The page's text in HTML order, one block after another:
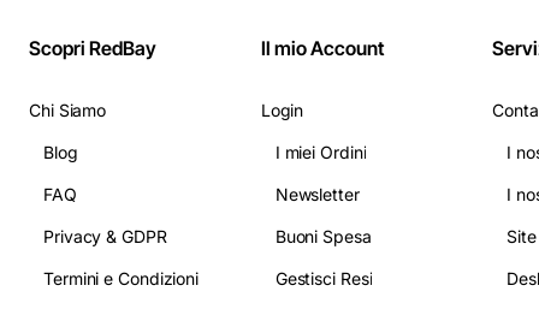
Scopri RedBay
Chi Siamo
Blog
FAQ
Privacy & GDPR
Termini e Condizioni
Il mio Account
Login
I miei Ordini
Newsletter
Buoni Spesa
Gestisci Resi
I
I